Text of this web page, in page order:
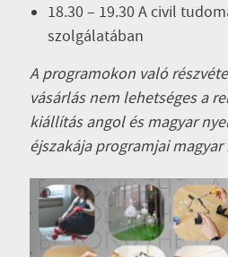
18.30 – 19.30 A civil
szolgálatában
A programokon való
vásárlás nem lehetséges a
kiállítás angol és magyar
éjszakája programjai